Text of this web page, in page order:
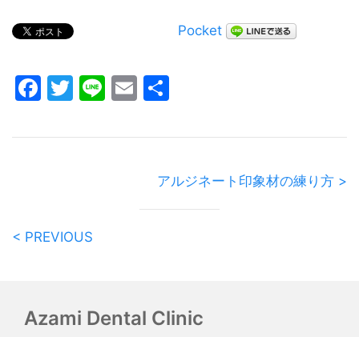
Pocket
Facebook
Twitter
LineEmail
アルジネート印象材の練り方 >
< PREVIOUS
Azami Dental Clinic